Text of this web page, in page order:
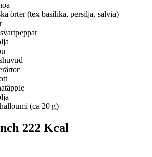
örter (tex basilika, persilja, salvia)
(ca 20 g)
222 Kcal